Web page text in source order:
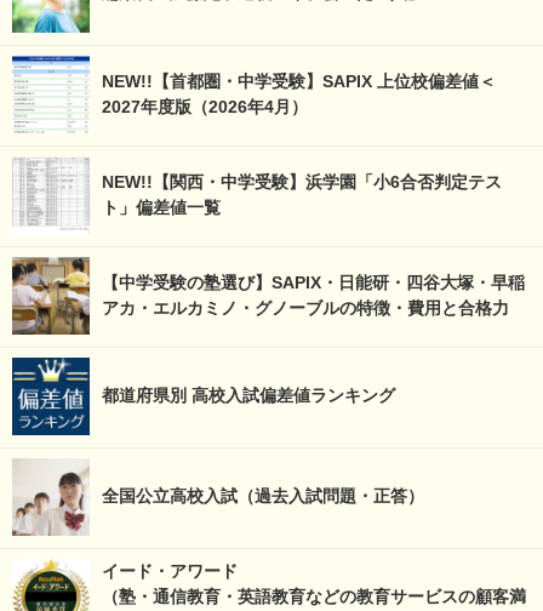
NEW!!【首都圏・中学受験】SAPIX 上位校偏差値＜
2027年度版（2026年4月）
NEW!!【関西・中学受験】浜学園「小6合否判定テス
ト」偏差値一覧
【中学受験の塾選び】SAPIX・日能研・四谷大塚・早稲
アカ・エルカミノ・グノーブルの特徴・費用と合格力
都道府県別 高校入試偏差値ランキング
全国公立高校入試（過去入試問題・正答）
イード・アワード
（塾・通信教育・英語教育などの教育サービスの顧客満